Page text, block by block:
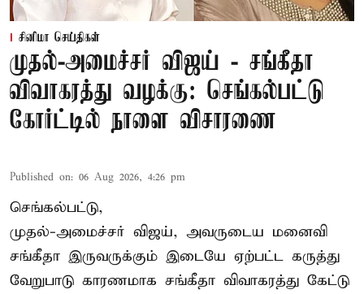
சினிமா செய்திகள்
முதல்-அமைச்சர் விஜய் - சங்கீதா
விவாகரத்து வழக்கு: செங்கல்பட்டு
கோர்ட்டில் நாளை விசாரணை
Published on: 06 Aug 2026, 4:26 pm
செங்கல்பட்டு,
முதல்-அமைச்சர் விஜய், அவருடைய மனைவி
சங்கீதா இருவருக்கும் இடையே ஏற்பட்ட கருத்து
வேறுபாடு காரணமாக சங்கீதா விவாகரத்து கேட்டு